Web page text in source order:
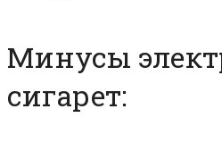
Минусы
сигарет: